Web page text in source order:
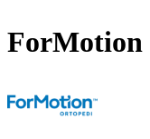
ForMotion